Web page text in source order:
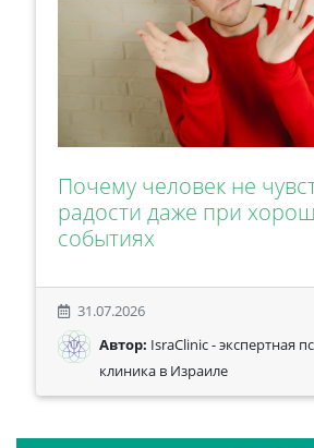
Почему человек не
радости даже при
событиях
31.07.2026
Автор: IsraClinic - экспертная
клиника в Израиле